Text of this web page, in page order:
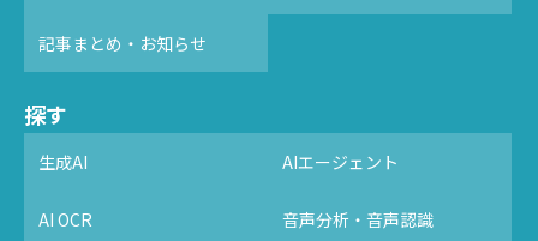
記事まとめ・お知らせ
探す
生成AI AIエージェント
AI OCR 音声分析・音声認識